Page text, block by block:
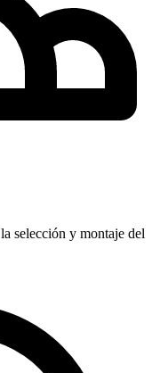
selección y montaje del